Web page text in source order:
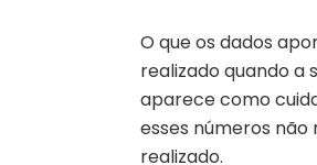
O que os dados
realizado quando a
aparece como
esses números
realizado.